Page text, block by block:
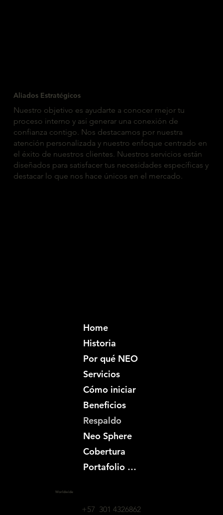
Aliados Estratégicos
Nuestro objetivo es ayudarte a conocer mejor tu
proceso interno y así generar una conexión de
confianza contigo. Nos destacamos por nuestra
atención personalizada y nuestro enfoque centrado en
el éxito de nuestros clientes. Nuestros servicios están
diseñados para satisfacer tus necesidades específicas y
destacar lo que nos hace únicos en el mercado.
Worldwide
+57 301 4326862
Home
Historia
Por qué NEO
Servicios
Cómo iniciar
Beneficios
Respaldo
Neo Sphere
Cobertura
Portafolio creativo